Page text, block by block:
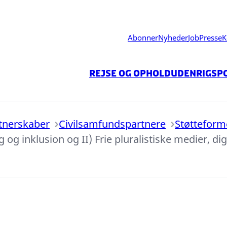
AbonnerNyhederJobPresse
Rejse og ophold
Civilsamfundspartnere
og inklusion og II) Frie pluralistiske medier,